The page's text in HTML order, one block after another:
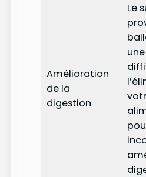
Amélioration
de la
digestion
Le